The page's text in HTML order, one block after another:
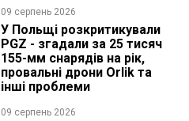
09 серпень 2026
У Польщі розкритикували
PGZ - згадали за 25 тисяч
155-мм снарядів на рік,
провальні дрони Orlik та
інші проблеми
09 серпень 2026